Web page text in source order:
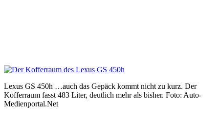
Lexus GS 450h …auch das Gepäck kommt nicht zu kurz. Der
Kofferraum fasst 483 Liter, deutlich mehr als bisher. Foto: Auto-
Medienportal.Net